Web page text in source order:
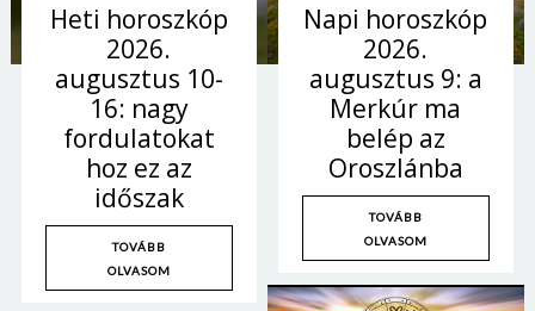
Heti horoszkóp
2026.
augusztus 10-
16: nagy
fordulatokat
hoz ez az
időszak
TOVÁBB
OLVASOM
Napi horoszkóp
2026.
augusztus 9: a
Merkúr ma
belép az
Oroszlánba
TOVÁBB
OLVASOM